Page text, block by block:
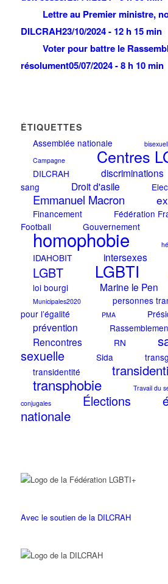
Lettre au Premier ministre,
DILCRAH23/10/2024 - 12 h 15 min
Voter pour battre le
résolument05/07/2024 - 8 h 10 min
ÉTIQUETTES
Assemblée nationale
Campagne
Centres
DILCRAH discriminations
sang
Droit d'asile
Emmanuel Macron
Financement
Fédération
Football
Gouvernement
homophobie
IDAHOBIT intersexes
LGBT LGBTI
loi bourgi
Marine le Pen
Municipales2020 personnes
pour l’égalité
PMA
prévention
Rencontres RN
sexuelle
Sida
transidentité
transphobie Travail du
conjugales
Élections
nationale
Avec le soutien de la DILCRAH